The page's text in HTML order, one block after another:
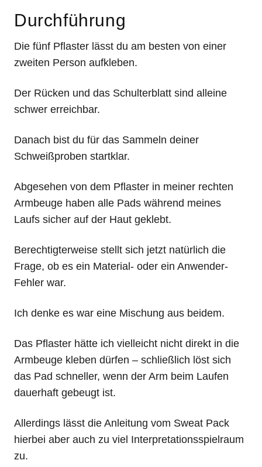
Durchführung
Die fünf Pflaster lässt du am besten von einer
zweiten Person aufkleben.
Der Rücken und das Schulterblatt sind alleine
schwer erreichbar.
Danach bist du für das Sammeln deiner
Schweißproben startklar.
Abgesehen von dem Pflaster in meiner rechten
Armbeuge haben alle Pads während meines
Laufs sicher auf der Haut geklebt.
Berechtigterweise stellt sich jetzt natürlich die
Frage, ob es ein Material- oder ein Anwender-
Fehler war.
Ich denke es war eine Mischung aus beidem.
Das Pflaster hätte ich vielleicht nicht direkt in die
Armbeuge kleben dürfen – schließlich löst sich
das Pad schneller, wenn der Arm beim Laufen
dauerhaft gebeugt ist.
Allerdings lässt die Anleitung vom Sweat Pack
hierbei aber auch zu viel Interpretationsspielraum
zu.